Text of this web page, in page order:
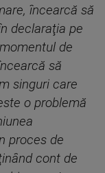
încearcă să
declaraţia pe
de
să
singuri care
o problemă
proces de
cont de